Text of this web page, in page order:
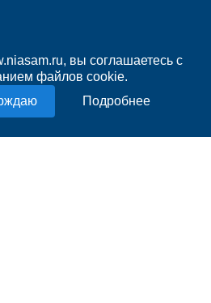
вы соглашаетесь с
файлов cookie.
Подробнее
данных